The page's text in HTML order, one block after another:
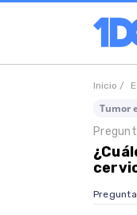
Inicio /
Tumor